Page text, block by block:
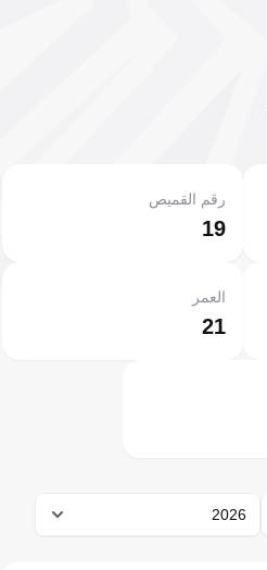
19
رقم القميص
21
العمر
2026